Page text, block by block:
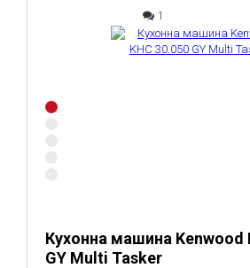
1
Кухонна машина Kenwood
GY Multi Tasker